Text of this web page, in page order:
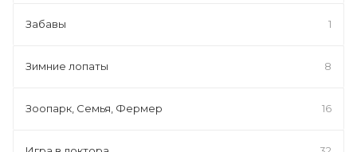
Забавы 1
Зимние лопаты 8
Зоопарк, Семья, Фермер 16